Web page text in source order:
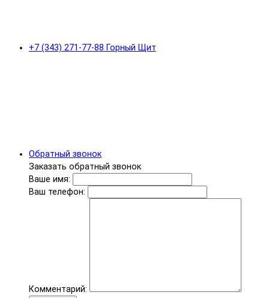
+7 (343) 271-77-88 Горный Щит
Обратный звонок
Заказать обратный звонок
Ваше имя:
Ваш телефон:
Комментарий: